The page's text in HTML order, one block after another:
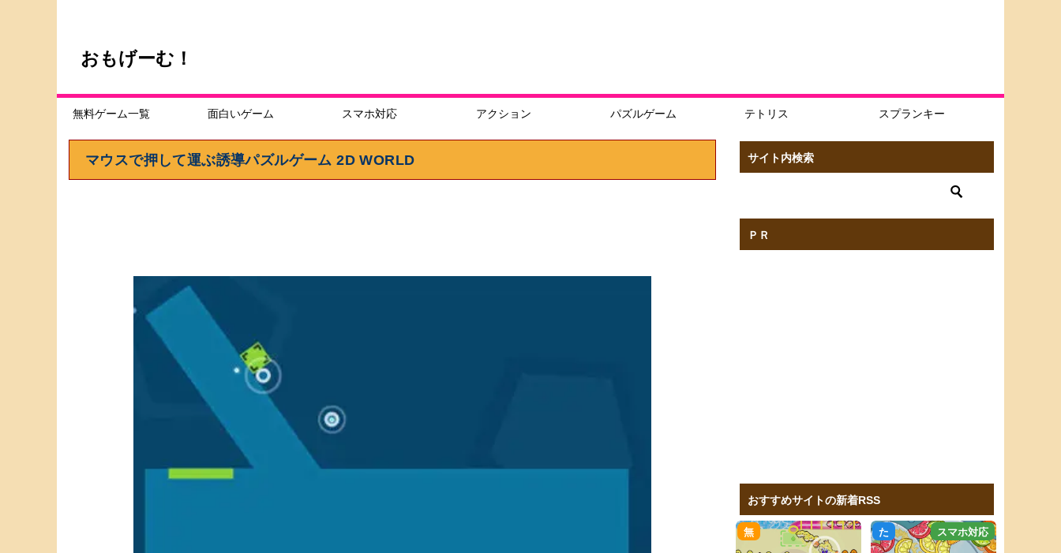
おもげーむ！
無料ゲーム一覧 面白いゲーム スマホ対応 アクション パズルゲーム テトリス スプランキー
マウスで押して運ぶ誘導パズルゲーム 2D WORLD サイト内検索
ＰＲ
おすすめサイトの新着RSS
無 た スマホ対応